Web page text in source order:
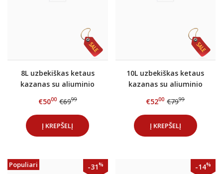
8L uzbekiškas ketaus
kazanas su aliuminio
€5000 €6999
Į KREPŠELĮ
10L uzbekiškas ketaus
kazanas su aliuminio
€5200 €7999
Į KREPŠELĮ
Populiari -31% -14%